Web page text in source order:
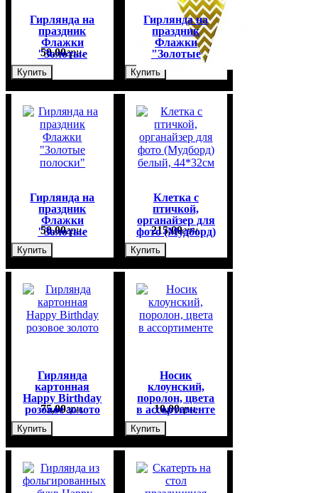
Гирлянда на
праздник
Флажки
"Золотые
звездочки"
50,00грн.
Купить
Гирлянда на
праздник
Флажки
"Золотые
50,00грн.
Купить
Гирлянда на
праздник
Флажки
"Золотые
полоски"
50,00грн.
Купить
Клетка с
птичкой,
органайзер для
фото (Мудборд)
белый, 44*32см
215,00грн.
Купить
Гирлянда
картонная
Happy Birthday
розовое золото
75,00грн.
Купить
Носик
клоунский,
поролон, цвета
в ассортименте
10,00грн.
Купить